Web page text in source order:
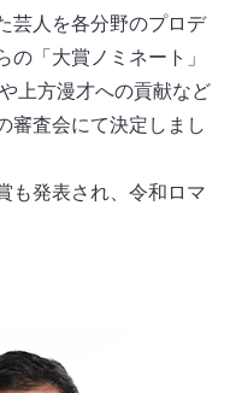
芸人を各分野のプロデ
の「大賞ノミネート」
上方漫才への貢献など
審査会にて決定しまし
も発表され、令和ロマ